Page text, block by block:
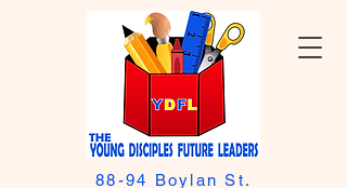
88-94 Boylan St.